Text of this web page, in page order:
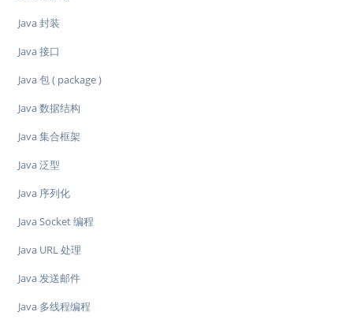
Java 封装
Java 接口
Java 包 ( package )
Java 数据结构
Java 集合框架
Java 泛型
Java 序列化
Java Socket 编程
Java URL 处理
Java 发送邮件
Java 多线程编程